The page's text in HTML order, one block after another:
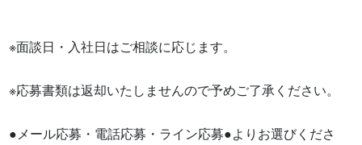
※面談日・入社日はご相談に応じます。
※応募書類は返却いたしませんので予めご了承ください。
●メール応募・電話応募・ライン応募●よりお選びくださ